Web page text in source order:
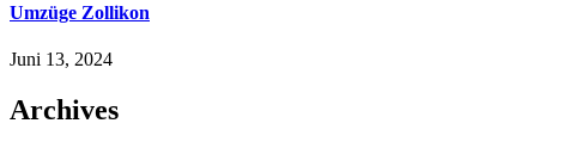
Umzüge Zollikon
Juni 13, 2024
Archives